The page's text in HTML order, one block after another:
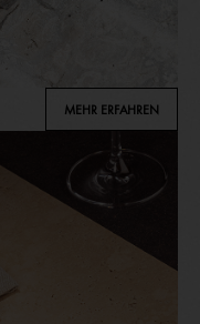
MEHR ERFAHREN